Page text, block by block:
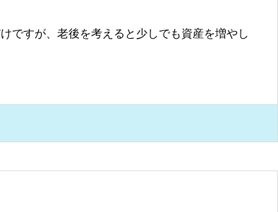
ですが、老後を考えると少しでも資産を増やし